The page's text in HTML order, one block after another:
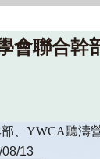
會聯合幹
、YWCA聽濤
13